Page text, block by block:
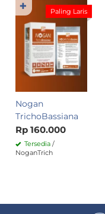
Paling Laris
Nogan
TrichoBassiana
Rp 160.000
Tersedia /
NoganTrich
✚